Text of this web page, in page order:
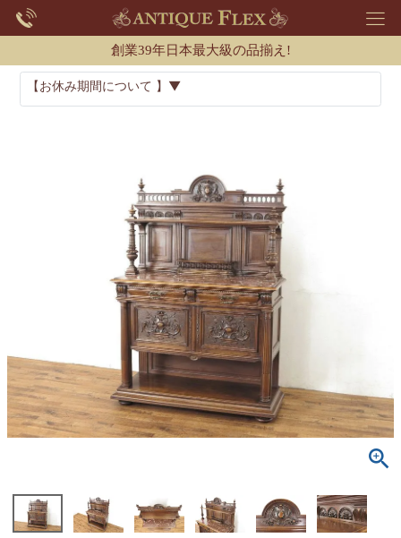
創業39年日本最大級の品揃え!
【お休み期間について 】▼